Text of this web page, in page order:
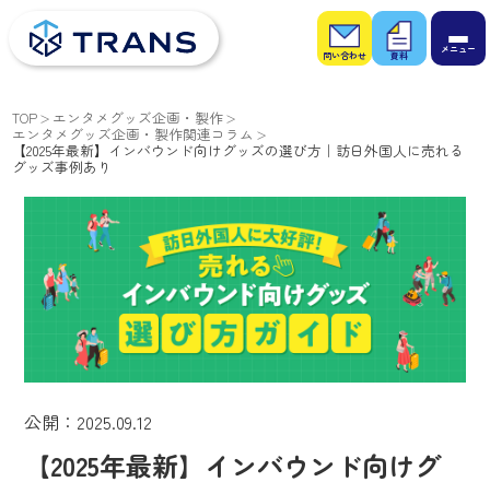
お問
い合
わせ
お役
立ち
資料
TOP エンタメグッズ企画・製作
エンタメグッズ企画・製作関連コラム
【2025年最新】インバウンド向けグッズの選び方｜訪日外国人に売れる
グッズ事例あり
公開：2025.09.12
【2025年最新】インバウンド向けグ